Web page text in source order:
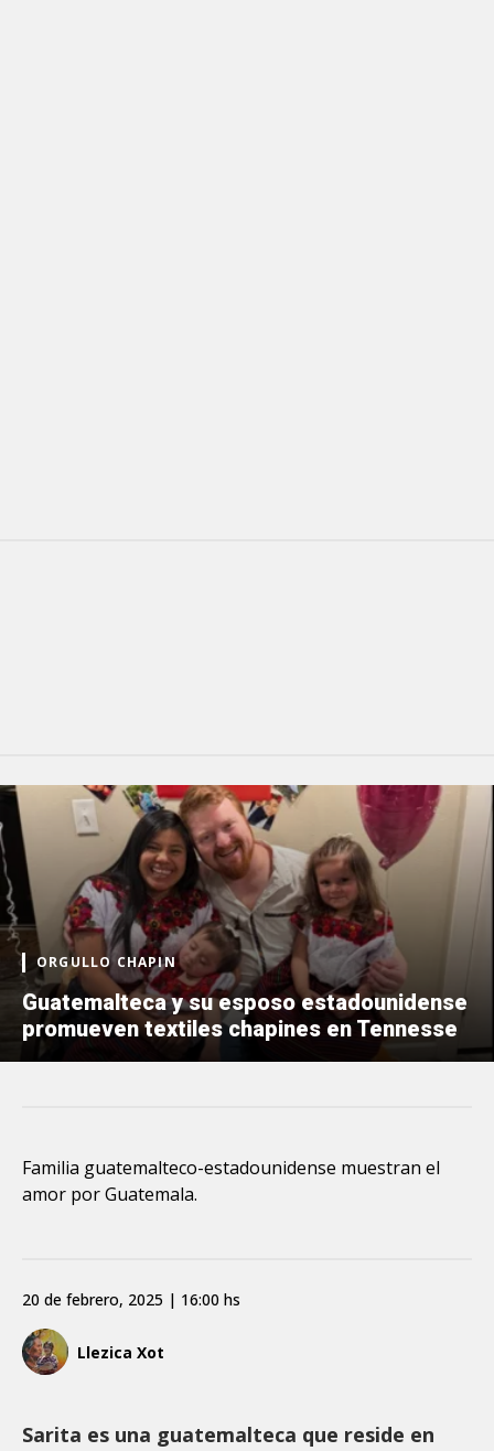
ORGULLO CHAPIN
Guatemalteca y su esposo estadounidense
promueven textiles chapines en Tennesse
Familia guatemalteco-estadounidense muestran el
amor por Guatemala.
Llezica Xot
20 de febrero, 2025 | 16:00 hs
Sarita es una guatemalteca que reside en